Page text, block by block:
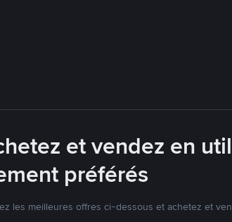
et vendez en
préférés
les meilleures offres ci-dessous et achetez et